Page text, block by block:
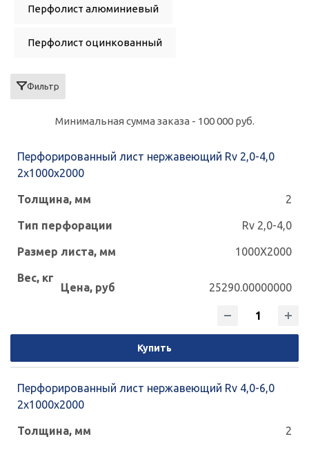
Перфолист алюминиевый
Перфолист оцинкованный
Перфолист стальной
Фильтр
Минимальная сумма заказа - 100 000 руб.
Перфорированный лист нержавеющий Rv 2,0-4,0
2x1000x2000
2
Rv 2,0-4,0
1000X2000
25290.00000000
Купить
Перфорированный лист нержавеющий Rv 4,0-6,0
2x1000x2000
2